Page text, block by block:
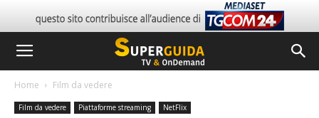
Home Film da vedere
Film da vedere Piattaforme streaming NetFlix